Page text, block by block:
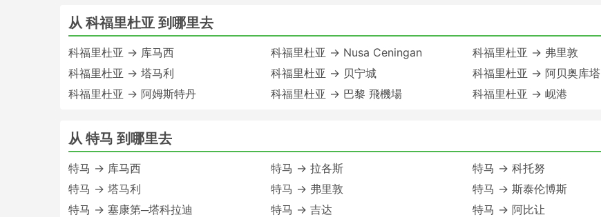
从 科福里杜亚 到哪里去
科福里杜亚 → 库马西
科福里杜亚 → 塔马利
科福里杜亚 → 阿姆斯特丹
科福里杜亚 → Nusa Ceningan
科福里杜亚 → 贝宁城
科福里杜亚 → 巴黎 飛機場
科福里杜亚 → 弗里敦
科福里杜亚 → 阿贝奥库塔
科福里杜亚 → 岘港
从 特马 到哪里去
特马 → 库马西
特马 → 塔马利
特马 → 塞康第─塔科拉迪
特马 → 拉各斯
特马 → 弗里敦
特马 → 吉达
特马 → 科托努
特马 → 斯泰伦博斯
特马 → 阿比让